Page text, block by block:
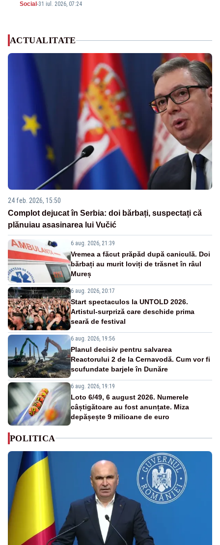
Social -31 iul. 2026, 07:24
ACTUALITATE
24 feb. 2026, 15:50
Complot dejucat în Serbia: doi bărbați, suspectați că
plănuiau asasinarea lui Vučić
6 aug. 2026, 21:39
Vremea a făcut prăpăd după caniculă. Doi
bărbați au murit loviți de trăsnet în râul
Mureș
6 aug. 2026, 20:17
Start spectaculos la UNTOLD 2026.
Artistul-surpriză care deschide prima
seară de festival
6 aug. 2026, 19:56
Planul decisiv pentru salvarea
Reactorului 2 de la Cernavodă. Cum vor fi
scufundate barjele în Dunăre
6 aug. 2026, 19:19
Loto 6/49, 6 august 2026. Numerele
câștigătoare au fost anunțate. Miza
depășește 9 milioane de euro
POLITICA